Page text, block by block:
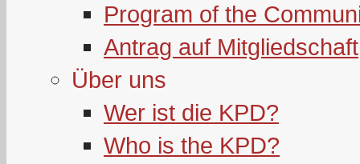
Program of the
Antrag auf Mitgliedschaft
Über uns
Wer ist die KPD?
Who is the KPD?